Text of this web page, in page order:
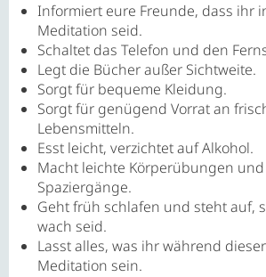
Informiert eure Freunde, dass ihr
Meditation seid.
Schaltet das Telefon und den
Legt die Bücher außer Sichtweite.
Sorgt für bequeme Kleidung.
Sorgt für genügend Vorrat an
Lebensmitteln.
Esst leicht, verzichtet auf Alkohol.
Macht leichte Körperübungen und
Spaziergänge.
Geht früh schlafen und steht auf,
wach seid.
Lasst alles, was ihr während
Meditation sein.